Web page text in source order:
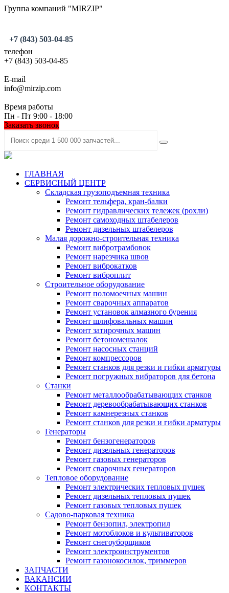
Группа компаний "MIRZIP"
+7 (843) 503-04-85
телефон
+7 (843) 503-04-85
E-mail
info@mirzip.com
Время работы
Пн - Пт 9:00 - 18:00
Заказать звонок
ГЛАВНАЯ
СЕРВИСНЫЙ ЦЕНТР
Складская грузоподъемная техника
Ремонт тельфера, кран-балки
Ремонт гидравлических тележек (рохли)
Ремонт самоходных штабелеров
Ремонт дизельных штабелеров
Малая дорожно-строительная техника
Ремонт вибротрамбовок
Ремонт нарезчика швов
Ремонт виброкатков
Ремонт виброплит
Строительное оборудование
Ремонт поломоечных машин
Ремонт сварочных аппаратов
Ремонт установок алмазного бурения
Ремонт шлифовальных машин
Ремонт затирочных машин
Ремонт бетономешалок
Ремонт насосных станций
Ремонт компрессоров
Ремонт станков для резки и гибки арматуры
Ремонт погружных вибраторов для бетона
Станки
Ремонт металлообрабатывающих станков
Ремонт деревообрабатывающих станков
Ремонт камнерезных станков
Ремонт станков для резки и гибки арматуры
Генераторы
Ремонт бензогенераторов
Ремонт дизельных генераторов
Ремонт газовых генераторов
Ремонт сварочных генераторов
Тепловое оборудование
Ремонт электрических тепловых пушек
Ремонт дизельных тепловых пушек
Ремонт газовых тепловых пушек
Садово-парковая техника
Ремонт бензопил, электропил
Ремонт мотоблоков и культиваторов
Ремонт снегоуборщиков
Ремонт электроинструментов
Ремонт газонокосилок, триммеров
ЗАПЧАСТИ
ВАКАНСИИ
КОНТАКТЫ